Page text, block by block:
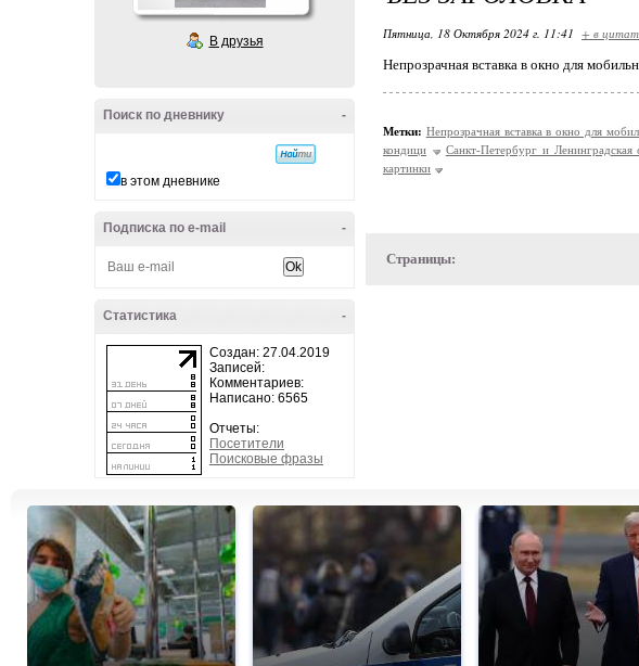
В друзья
-
Поиск по дневнику
в этом дневнике
-
Подписка по e-mail
-
Статистика
Создан: 27.04.2019
Записей:
Комментариев:
Написано: 6565
Отчеты:
Посетители
Поисковые фразы
Пятница, 18 Октября 2024 г. 11:41 + в
Непрозрачная вставка в окно для
Метки: Непрозрачная вставка в окно для
кондици
Санкт-Петербург и Ленинградская
картинки
Страницы: